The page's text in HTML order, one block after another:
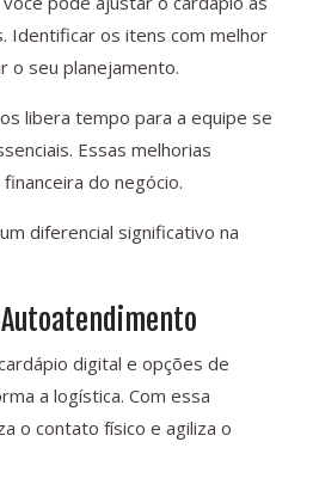
Identificar os itens com melhor
o seu planejamento.
libera tempo para a equipe se
Essas melhorias
do negócio.
diferencial significativo na
digital e opções de
a logística. Com essa
o contato físico e agiliza o